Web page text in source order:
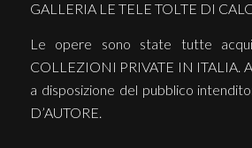
GALLERIA LE TELE TOLTE DI
Le opere sono state tutte
COLLEZIONI PRIVATE IN ITALIA.
a disposizione del pubblico
D’AUTORE.